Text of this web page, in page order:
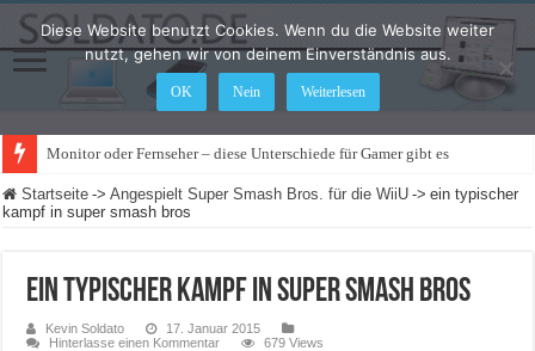
Monitor oder Fernseher – diese Unterschiede für Gamer gibt es
Startseite -> Angespielt Super Smash Bros. für die WiiU -> ein typischer
kampf in super smash bros
ein typischer kampf in super smash bros
Kevin Soldato
17. Januar 2015
Hinterlasse einen Kommentar
679 Views
Diese Website benutzt Cookies. Wenn du die Website weiter
nutzt, gehen wir von deinem Einverständnis aus.
OK Nein Weiterlesen